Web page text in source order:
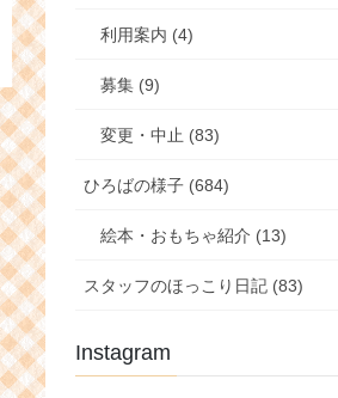
利用案内 (4)
募集 (9)
変更・中止 (83)
ひろばの様子 (684)
絵本・おもちゃ紹介 (13)
スタッフのほっこり日記 (83)
Instagram